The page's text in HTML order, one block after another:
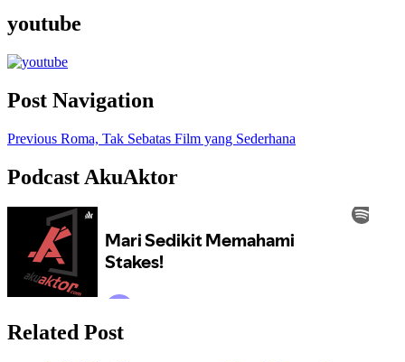
youtube
Post Navigation
Previous Roma, Tak Sebatas Film yang Sederhana
Podcast AkuAktor
Related Post